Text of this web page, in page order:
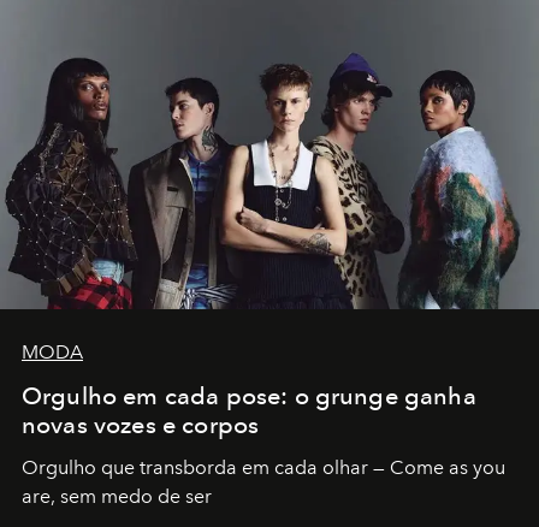
MODA
Orgulho em cada pose: o grunge ganha
novas vozes e corpos
Orgulho que transborda em cada olhar — Come as you
are, sem medo de ser